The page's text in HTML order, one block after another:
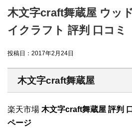
木文字craft舞蔵屋 ウッ
イクラフト 評判 口コミ
投稿日： 2017年2月24日
木文字craft舞蔵屋
楽天市場 木文字craft舞蔵屋 評判
ページ